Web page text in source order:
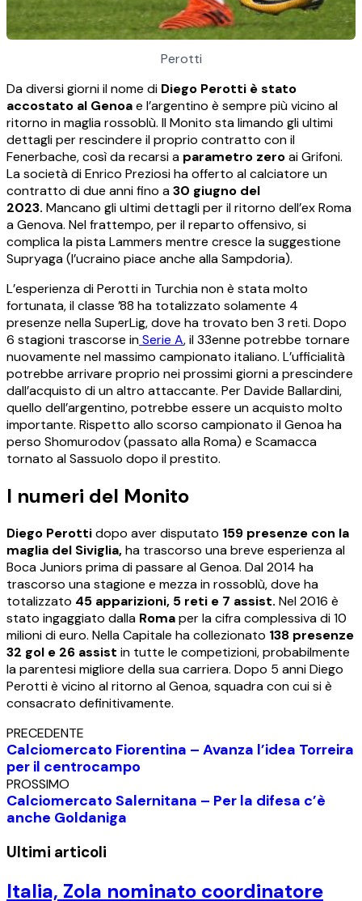
Perotti
Da diversi giorni il nome di Diego Perotti è stato
accostato al Genoae l’argentino è sempre più vicino al
ritorno in maglia rossoblù. Il Monito sta limando gli ultimi
dettagli per rescindere il proprio contratto con il
Fenerbache, così da recarsi a parametro zeroai Grifoni.
La società di Enrico Preziosi ha offerto al calciatore un
contratto di due anni fino a30 giugno del
2023. Mancano gli ultimi dettagli per il ritorno dell’ex Roma
a Genova. Nel frattempo, per il reparto offensivo, si
complica la pista Lammers mentre cresce la suggestione
Supryaga (l’ucraino piace anche alla Sampdoria).
L’esperienza di Perotti in Turchia non è stata molto
fortunata, il classe ’88 ha totalizzato solamente 4
presenze nella SuperLig, dove ha trovato ben 3 reti. Dopo
6 stagioni trascorse inSerie A, il 33enne potrebbe tornare
nuovamente nel massimo campionato italiano. L’ufficialità
potrebbe arrivare proprio nei prossimi giorni a prescindere
dall’acquisto di un altro attaccante. Per Davide Ballardini,
quello dell’argentino, potrebbe essere un acquisto molto
importante. Rispetto allo scorso campionato il Genoa ha
perso Shomurodov (passato alla Roma) e Scamacca
tornato al Sassuolo dopo il prestito.
I numeri del Monito
Diego Perottidopo aver disputato 159 presenze con la
maglia del Siviglia,ha trascorso una breve esperienza al
Boca Juniors prima di passare al Genoa. Dal 2014 ha
trascorso una stagione e mezza in rossoblù, dove ha
totalizzato 45 apparizioni, 5 reti e 7 assist. Nel 2016 è
stato ingaggiato dalla Romaper la cifra complessiva di 10
milioni di euro. Nella Capitale ha collezionato 138 presenze
32 gol e 26 assist in tutte le competizioni, probabilmente
la parentesi migliore della sua carriera. Dopo 5 anni Diego
Perotti è vicino al ritorno al Genoa, squadra con cui si è
consacrato definitivamente.
PRECEDENTE
Calciomercato Fiorentina – Avanza l’idea Torreira
per il centrocampo
PROSSIMO
Calciomercato Salernitana – Per la difesa c’è
anche Goldaniga
Ultimi articoli
Italia, Zola nominato coordinatore